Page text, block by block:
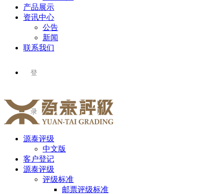
产品展示
资讯中心
公告
新闻
联系我们
登
录
源泰评级
中文版
客户登记
源泰评级
评级标准
邮票评级标准